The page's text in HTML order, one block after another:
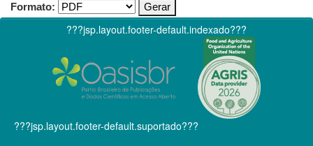
Formato:
???jsp.layout.footer-default.indexado???
???jsp.layout.footer-default.suportado???